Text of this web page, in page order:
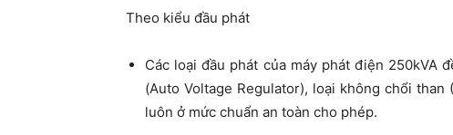
Theo kiểu đầu phát
Các loại đầu phát của máy phát điện 250kVA
(Auto Voltage Regulator), loại không chổi
luôn ở mức chuẩn an toàn cho phép.